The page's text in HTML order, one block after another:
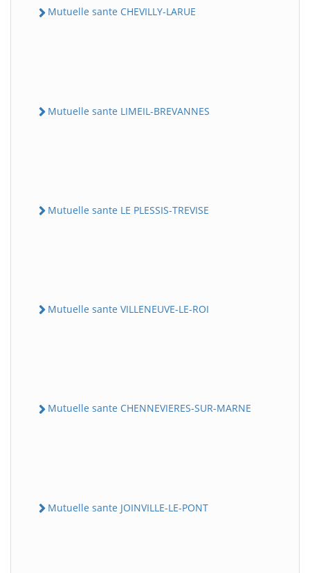
Mutuelle sante CHEVILLY-LARUE
Mutuelle sante LIMEIL-BREVANNES
Mutuelle sante LE PLESSIS-TREVISE
Mutuelle sante VILLENEUVE-LE-ROI
Mutuelle sante CHENNEVIERES-SUR-MARNE
Mutuelle sante JOINVILLE-LE-PONT